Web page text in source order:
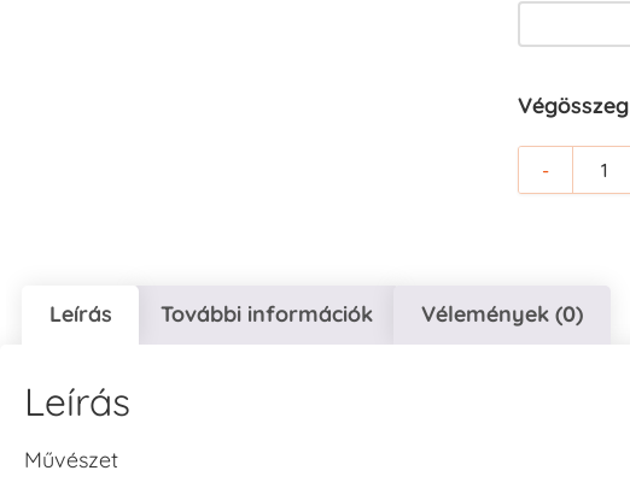
Végösszeg
-
Leírás További információk Vélemények (0)
Leírás
Művészet